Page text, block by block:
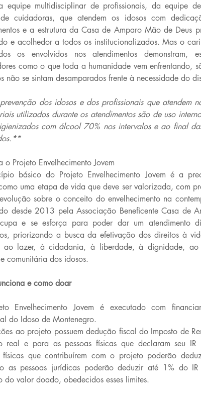
equipe multidisciplinar de profissionais, da equipe
cuidadoras, que atendem os idosos com
e a estrutura da Casa de Amparo Mão de Deus
e acolhedor a todos os institucionalizados. Mas o
os envolvidos nos atendimentos demonstram,
como o que toda a humanidade vem enfrentando,
não se sintam desamparados frente à necessidade do
dos idosos e dos profissionais que atendem
utilizados durante os atendimentos são de uso
com álcool 70% nos intervalos e ao final
o Projeto Envelhecimento Jovem
básico do Projeto Envelhecimento Jovem é a
uma etapa de vida que deve ser valorizada, com
sobre o conceito do envelhecimento na
desde 2013 pela Associação Beneficente Casa de
e se esforça para poder dar um atendimento
priorizando a busca da efetivação dos direitos à
ao lazer, à cidadania, à liberdade, à dignidade, ao
comunitária dos idosos.
e como doar
Envelhecimento Jovem é executado com
do Idoso de Montenegro.
ao projeto possuem dedução fiscal do Imposto de
real e para as pessoas físicas que declaram seu
físicas que contribuírem com o projeto poderão
as pessoas jurídicas poderão deduzir até 1% do
do valor doado, obedecidos esses limites.